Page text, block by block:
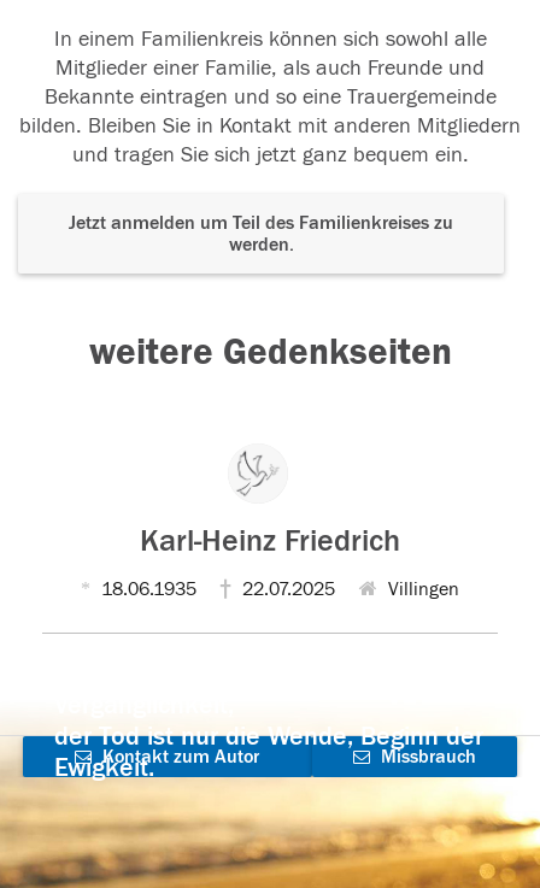
In einem Familienkreis können sich sowohl alle
Mitglieder einer Familie, als auch Freunde und
Bekannte eintragen und so eine Trauergemeinde
bilden. Bleiben Sie in Kontakt mit anderen Mitgliedern
und tragen Sie sich jetzt ganz bequem ein.
Jetzt anmelden um Teil des Familienkreises zu
werden.
weitere Gedenkseiten
Karl-Heinz Friedrich
18.06.1935 22.07.2025 Villingen
der Tod ist nur die Wende, Beginn der
Ewigkeit.
Kontakt zum Autor
aufnehmen
Missbrauch